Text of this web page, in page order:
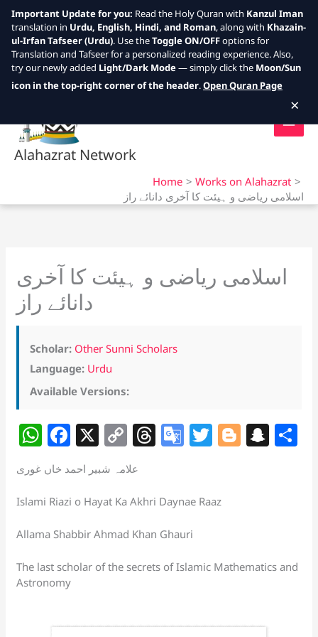
Skip
Alahazrat Network
Home
Works on Alahazrat
اسلامی ریاضی و ہیئت کا آخری دانائے راز
اسلامی ریاضی و ہیئت کا آخری
دانائے راز
Scholar: Other Sunni Scholars
Language: Urdu
Available Versions:
W
h
at
s
A
p
p
F
a
c
e
b
o
o
X C
o
p
y
Li
n
k
T
h
a
d
s
G
o
gl
e
Tr
a
T
w
er
Bl
o
S
n
at
علامہ شبیر احمد خاں غوری
Islami Riazi o Hayat Ka Akhri Daynae Raaz
Allama Shabbir Ahmad Khan Ghauri
The last scholar of the secrets of Islamic Mathematics and
Astronomy
Important Update for you: Read the Holy Quran with Kanzul Iman
translation in Urdu, English, Hindi, and Roman, along with Khazain-
ul-Irfan Tafseer (Urdu). Use theToggle ON/OFFoptions for
Translation and Tafseer for a personalized reading experience. Also,
try our newly added Light/Dark Mode— simply click the Moon/Sun
icon in the top-right corner of the header.Open Quran Page
×